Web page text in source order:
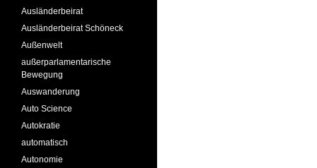
Ausländerbeirat
Ausländerbeirat Schöneck
Außenwelt
außerparlamentarische
Bewegung
Auswanderung
Auto Science
Autokratie
automatisch
Autonomie